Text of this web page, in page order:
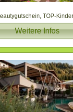
TOP-
Weitere Infos